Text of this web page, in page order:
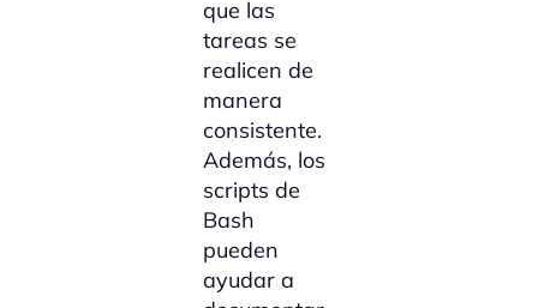
que las
tareas se
realicen de
manera
consistente.
Además, los
scripts de
Bash
pueden
ayudar a